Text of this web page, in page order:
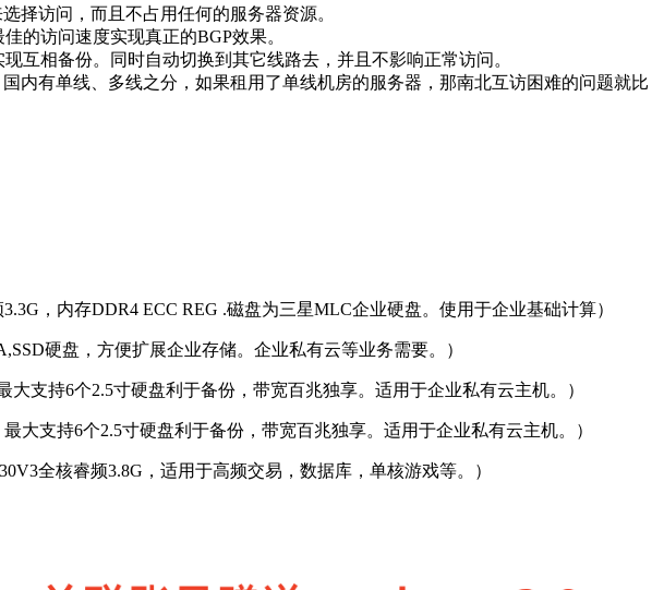
择访问，而且不占用任何的服务器资源。
的访问速度实现真正的BGP效果。
互相备份。同时自动切换到其它线路去，并且不影响正常访问。
内有单线、多线之分，如果租用了单线机房的服务器，那南北互访困难的问题就比
3.3G，内存DDR4 ECC REG .磁盘为三星MLC企业硬盘。使用于企业基础计算）
硬盘，方便扩展企业存储。企业私有云等业务需要。）
大支持6个2.5寸硬盘利于备份，带宽百兆独享。适用于企业私有云主机。）
大支持6个2.5寸硬盘利于备份，带宽百兆独享。适用于企业私有云主机。）
全核睿频3.8G，适用于高频交易，数据库，单核游戏等。）